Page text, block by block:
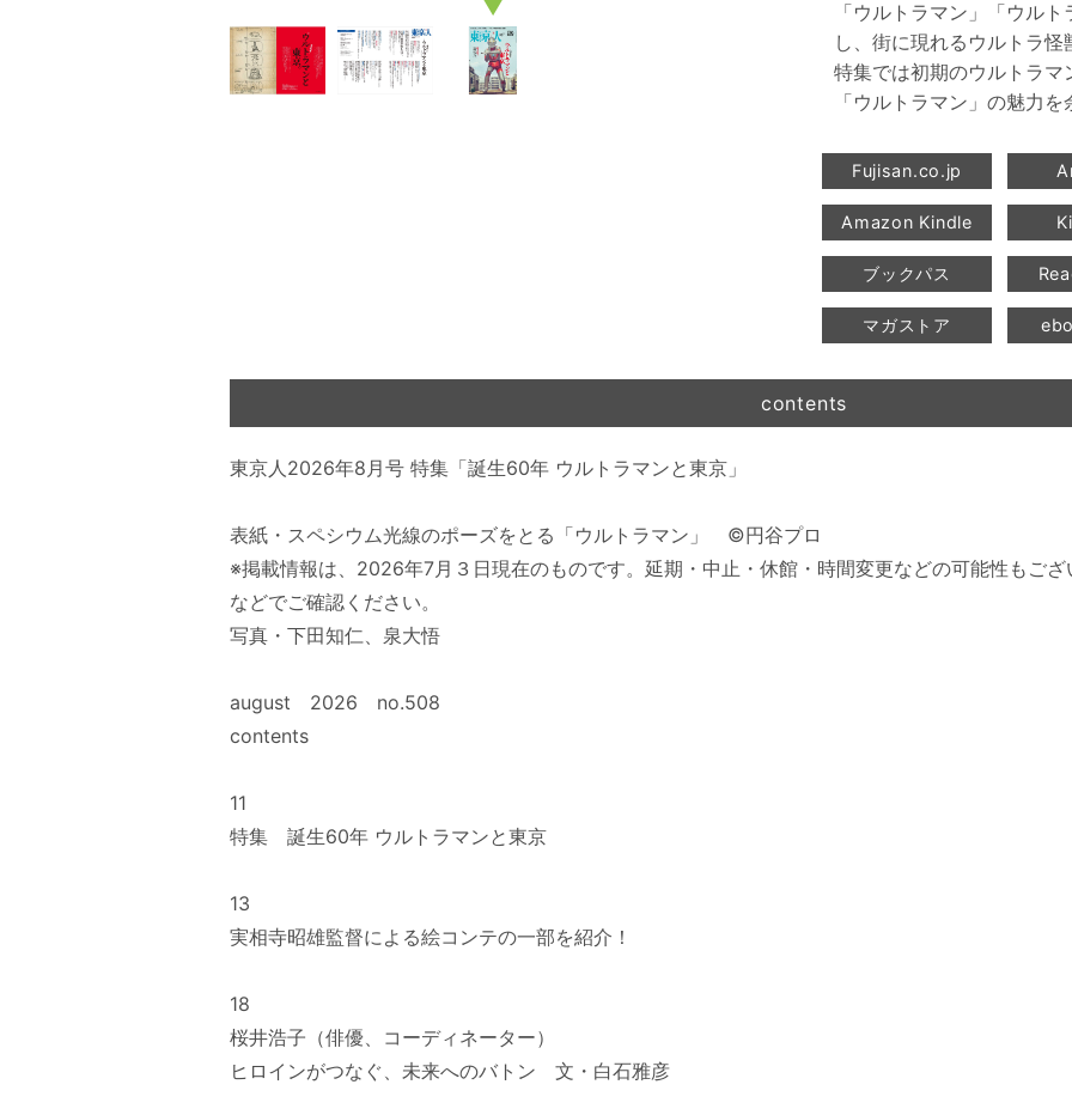
「ウルトラマン」「ウル
し、街に現れるウルトラ
特集では初期のウルトラ
「ウルトラマン」の魅力
contents
東京人2026年8月号 特集「誕生60年 ウルトラマンと東京」
表紙・スペシウム光線のポーズをとる「ウルトラマン」 ©︎円谷プロ
※掲載情報は、2026年7月３日現在のものです。延期・中止・休館・時間変更などの可能性もご
などでご確認ください。
写真・下田知仁、泉大悟
august 2026 no.508
contents
11
特集 誕生60年 ウルトラマンと東京
13
実相寺昭雄監督による絵コンテの一部を紹介！
18
桜井浩子（俳優、コーディネーター）
ヒロインがつなぐ、未来へのバトン 文・白石雅彦